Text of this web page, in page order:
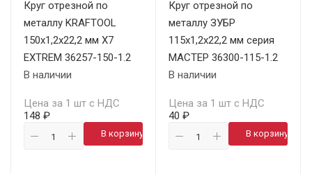
Круг отрезной по
металлу KRAFTOOL
150х1,2х22,2 мм X7
EXTREM 36257-150-1.2
В наличии
Цена за 1 шт с НДС
148 ₽
В корзину
Круг отрезной по
металлу ЗУБР
115х1,2х22,2 мм серия
МАСТЕР 36300-115-1.2
В наличии
Цена за 1 шт с НДС
40 ₽
В корзину